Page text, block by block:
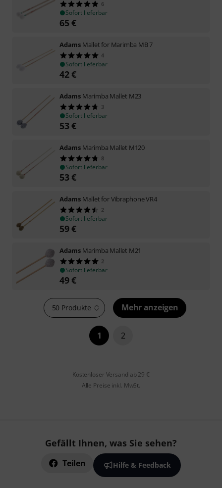
6
Sofort lieferbar
65€
Adams Mallet for Marimba MB 7
4
Sofort lieferbar
42€
Adams Marimba Mallet M23
3
Sofort lieferbar
53€
Adams Marimba Mallet M120
8
Sofort lieferbar
53€
Adams Mallet for Vibraphone VR4
2
Sofort lieferbar
59€
Adams Marimba Mallet M21
2
Sofort lieferbar
49€
50 Produkte Mehr anzeigen
1 2
Kostenloser Versand ab 29 €
Alle Preise inkl. MwSt.
Gefällt Ihnen, was Sie sehen?
Teilen Hilfe & Feedback